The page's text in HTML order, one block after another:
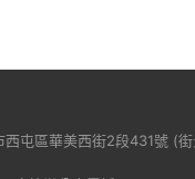
西屯區華美西街2段431號 (街